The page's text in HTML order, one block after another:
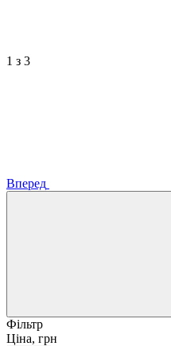
1 з 3
Вперед
Фільтр
Ціна, грн